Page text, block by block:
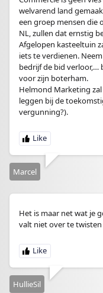
welvarend land
een groep mensen die
NL, zullen dat ernstig
Afgelopen kasteeltuin
iets te verdienen.
bedrijf de bid verloor,…
voor zijn boterham.
Helmond Marketing
leggen bij de
vergunning?).
Marcel
Het is maar net wat je
valt niet over te twisten
HullieSil